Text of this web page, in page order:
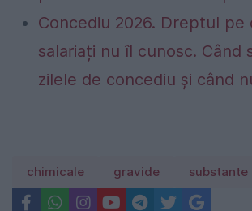
Concediu 2026. Dreptul pe
salariați nu îl cunosc. Când
zilele de concediu și când
chimicale gravide substante